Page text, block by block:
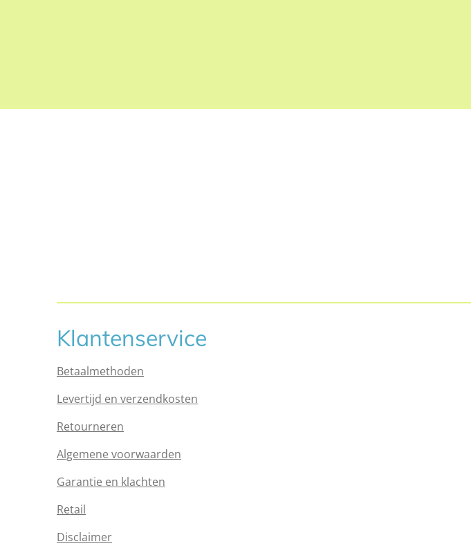
Klantenservice
Betaalmethoden
Levertijd en verzendkosten
Retourneren
Algemene voorwaarden
Garantie en klachten
Retail
Disclaimer